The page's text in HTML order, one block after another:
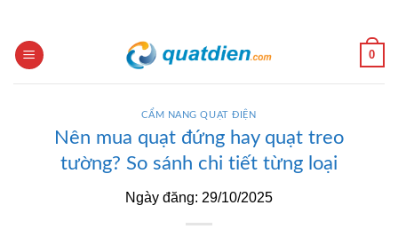
content
0
CẨM NANG QUẠT ĐIỆN
Nên mua quạt đứng hay quạt treo
tường? So sánh chi tiết từng loại
Ngày đăng: 29/10/2025